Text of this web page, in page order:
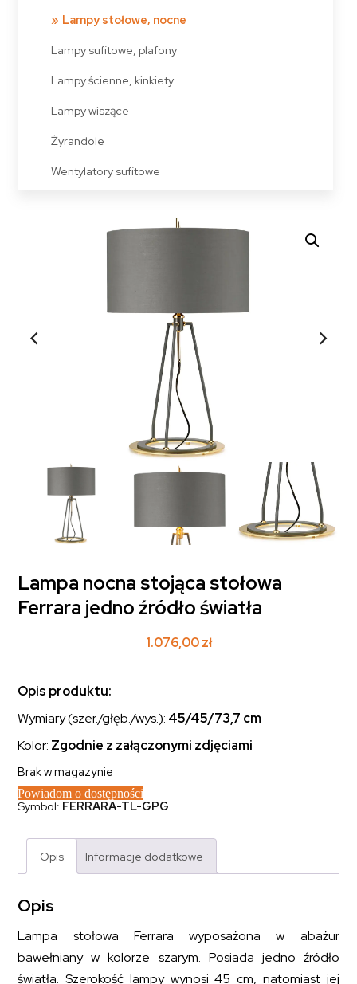
Lampy stołowe, nocne
Lampy sufitowe, plafony
Lampy ścienne, kinkiety
Lampy wiszące
Żyrandole
Wentylatory sufitowe
Lampa nocna stojąca stołowa
Ferrara jedno źródło światła
1.076,00zł
Opis produktu:
Wymiary (szer./głęb./wys.): 45/45/73,7 cm
Kolor: Zgodnie z załączonymi zdjęciami
Brak w magazynie
Powiadom o dostępności
Symbol: FERRARA-TL-GPG
Opis Informacje dodatkowe
Opis
Lampa stołowa Ferrara wyposażona w abażur
bawełniany w kolorze szarym. Posiada jedno źródło
światła. Szerokość lampy wynosi 45 cm, natomiast jej